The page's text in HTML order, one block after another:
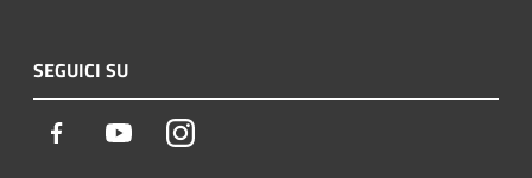
SEGUICI SU
Facebook YoutubeInstagram